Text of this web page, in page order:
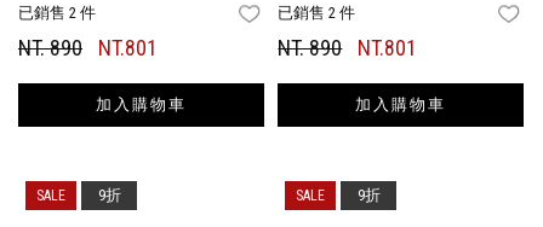
已銷售 2 件 FAVORITES
NT. 890 NT.801
加入購物車
已銷售 2 件
NT. 890 NT.801
加入購物車
9折 9折